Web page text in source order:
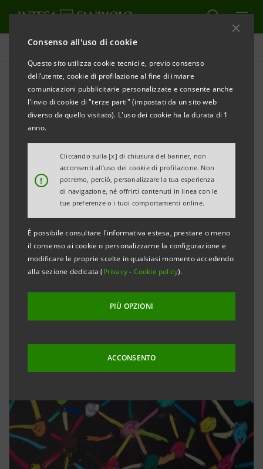
Consenso all'uso di cookie
Questo sito utilizza cookie tecnici e, previo consenso
dell’utente, cookie di profilazione al fine di inviare
comunicazioni pubblicitarie personalizzate e consente anche
l'invio di cookie di "terze parti" (impostati da un sito web
diverso da quello visitato). L'uso dei cookie ha la durata di 1
anno.
!
Cliccando sulla [x] di chiusura del banner, non
acconsenti all’uso dei cookie di profilazione. Non
potremo, perciò, personalizzare la tua esperienza
di navigazione, né offrirti contenuti in linea con le
tue preferenze o i tuoi comportamenti online.
È possibile consultare l'informativa estesa, prestare o meno
il consenso ai cookie o personalizzarne la configurazione e
modificare le proprie scelte in qualsiasi momento accedendo
alla sezione dedicata (Privacy- Cookie policy).
PIÙ OPZIONI
ACCONSENTO
Attenzione ai bisogni sociali e impegno per la cultura
Supporto alla comunità
STAMPA AGGIORNA
L’impegno del nostro Gruppo verso la Comunità si
sostanzia annualmente in una serie di contributi
di varia natura che nel 2025 hanno raggiunto oltre
101 milioni di euro.
Esempi di progetti